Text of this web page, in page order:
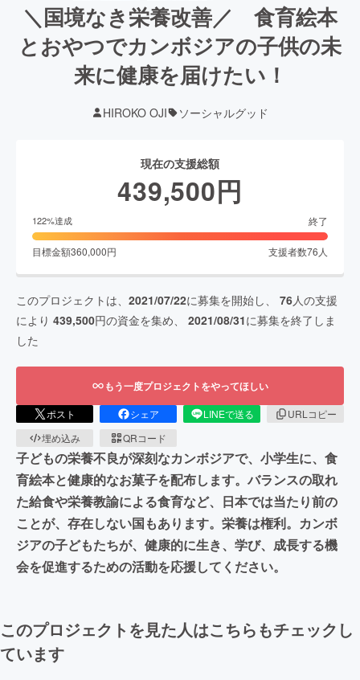
＼国境なき栄養改善／ 食育絵本
とおやつでカンボジアの子供の未
来に健康を届けたい！
HIROKO OJI ソーシャルグッド
現在の支援総額
439,500円
122%達成 終了
目標金額360,000円 支援者数76 人
このプロジェクトは、 2021/07/22に募集を開始し、 76人の支援
により 439,500円の資金を集め、 2021/08/31に募集を終了しま
した
もう一度プロジェクトをやってほしい
ポスト シェア LINEで送る
URLコピー
埋め込み
QRコード
子どもの栄養不良が深刻なカンボジアで、小学生に、食
育絵本と健康的なお菓子を配布します。バランスの取れ
た給食や栄養教諭による食育など、日本では当たり前の
ことが、存在しない国もあります。栄養は権利。カンボ
ジアの子どもたちが、健康的に生き、学び、成長する機
会を促進するための活動を応援してください。
このプロジェクトを見た人はこちらもチェックし
ています